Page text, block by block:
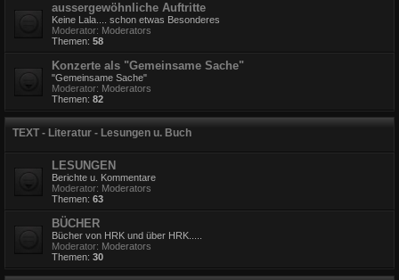
aussergewöhnliche Auftritte
Keine Lala.... schon etwas Besonderes
Moderator: Moderators
Themen: 58
Konzerte als "Gemeinsame Sache"
"Gemeinsame Sache"
Moderator: Moderators
Themen: 82
TEXT - Literatur - Lesungen u. Buch
LESUNGEN
Berichte u. Kommentare
Moderator: Moderators
Themen: 63
BÜCHER
Bücher von HRK und über HRK.....
Moderator: Moderators
Themen: 30